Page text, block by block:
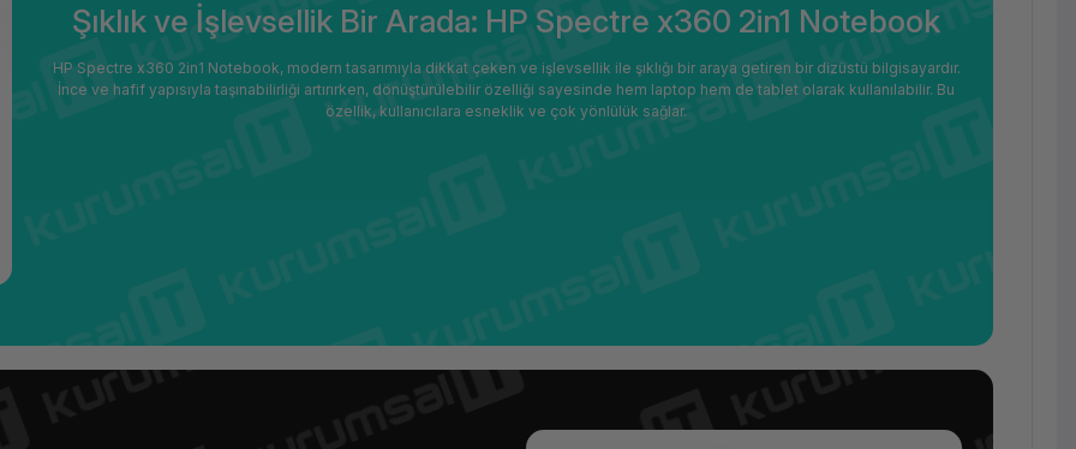
Şıklık ve İşlevsellik Bir Arada: HP Spectre x360 2in1 Notebook
HP Spectre x360 2in1 Notebook, modern tasarımıyla dikkat çeken ve işlevsellik ile şıklığı bir araya getiren bir dizüstü bilgisayardır.
İnce ve hafif yapısıyla taşınabilirliği artırırken, dönüştürülebilir özelliği sayesinde hem laptop hem de tablet olarak kullanılabilir. Bu
özellik, kullanıcılara esneklik ve çok yönlülük sağlar.